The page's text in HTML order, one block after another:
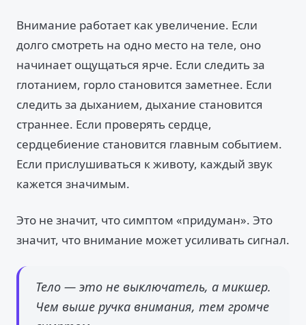
Внимание работает как увеличение. Если
долго смотреть на одно место на теле, оно
начинает ощущаться ярче. Если следить за
глотанием, горло становится заметнее. Если
следить за дыханием, дыхание становится
страннее. Если проверять сердце,
сердцебиение становится главным событием.
Если прислушиваться к животу, каждый звук
кажется значимым.
Это не значит, что симптом «придуман». Это
значит, что внимание может усиливать сигнал.
Тело — это не выключатель, а микшер.
Чем выше ручка внимания, тем громче